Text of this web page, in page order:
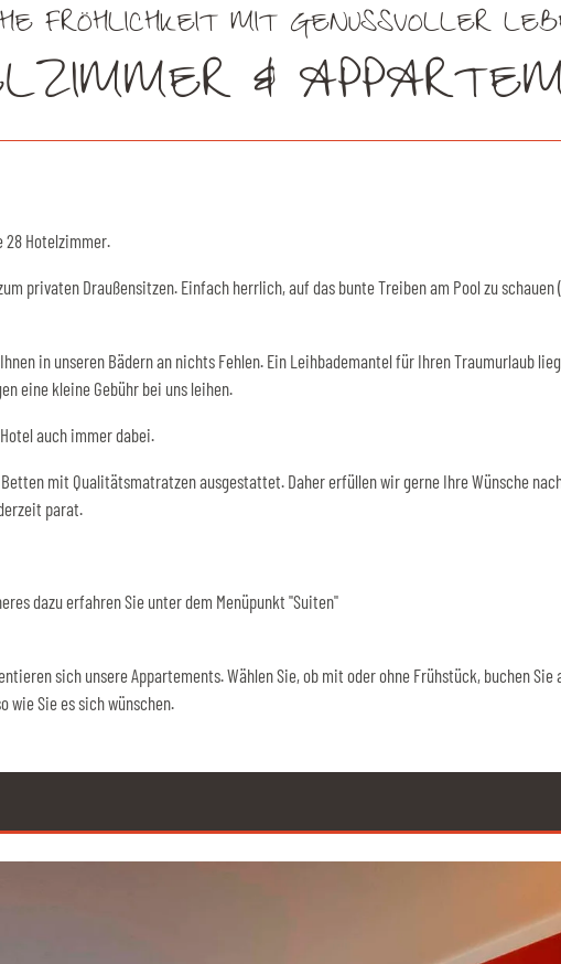
FRÖHLICHKEIT MIT GENUSSVOLLER
&
28 Hotelzimmer.
privaten Draußensitzen. Einfach herrlich, auf das bunte Treiben am Pool zu
in unseren Bädern an nichts Fehlen. Ein Leihbademantel für Ihren Traumurlaub
eine kleine Gebühr bei uns leihen.
auch immer dabei.
mit Qualitätsmatratzen ausgestattet. Daher erfüllen wir gerne Ihre Wünsche
parat.
dazu erfahren Sie unter dem Menüpunkt "Suiten"
sich unsere Appartements. Wählen Sie, ob mit oder ohne Frühstück, buchen
wie Sie es sich wünschen.